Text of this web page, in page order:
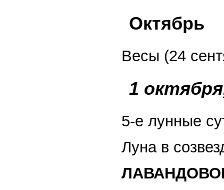
Октябрь
Весы (24
1
5-е лунные
Луна в